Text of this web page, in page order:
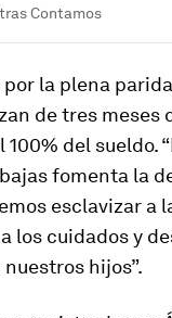
Contamos
por la plena
de tres meses
del sueldo.
fomenta la
esclavizar a
los cuidados y
hijos”.